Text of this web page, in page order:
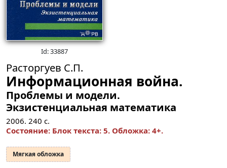
Id: 33887
Расторгуев С.П.
Информационная война.
Проблемы и модели.
Экзистенциальная математика
2006. 240 с.
Состояние: Блок текста: 5. Обложка: 4+.
Мягкая обложка